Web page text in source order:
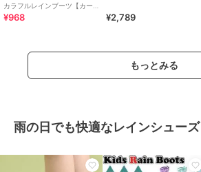
カラフルレインブーツ【カー
キ】
¥968 ¥2,789
もっとみる
雨の日でも快適なレインシューズ